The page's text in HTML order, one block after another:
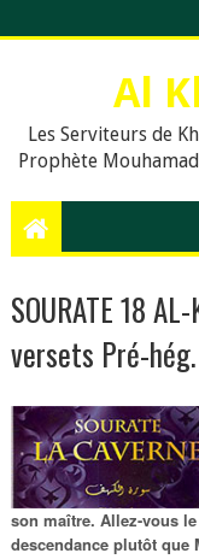
Al
Les Serviteurs de
Prophète
le prophète
Assalat, Salat, les
Xassida, Hadiths,
Muhammad, .Org,
SOURATE 18
versets Pré-
son maître. Allez-vous
descendance plutôt que